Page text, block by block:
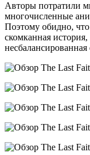
Авторы потратили
многочисленные
Поэтому обидно, что
скомканная
несбалансированная